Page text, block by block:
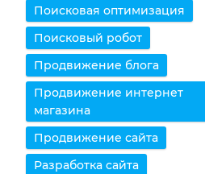
Поисковая оптимизация
Поисковый робот
Продвижение блога
Продвижение интернет
магазина
Продвижение сайта
Разработка сайта